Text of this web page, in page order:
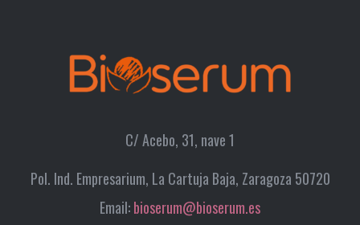
C/ Acebo, 31, nave 1
Pol. Ind. Empresarium, La Cartuja Baja, Zaragoza 50720
Email:bioserum@bioserum.es